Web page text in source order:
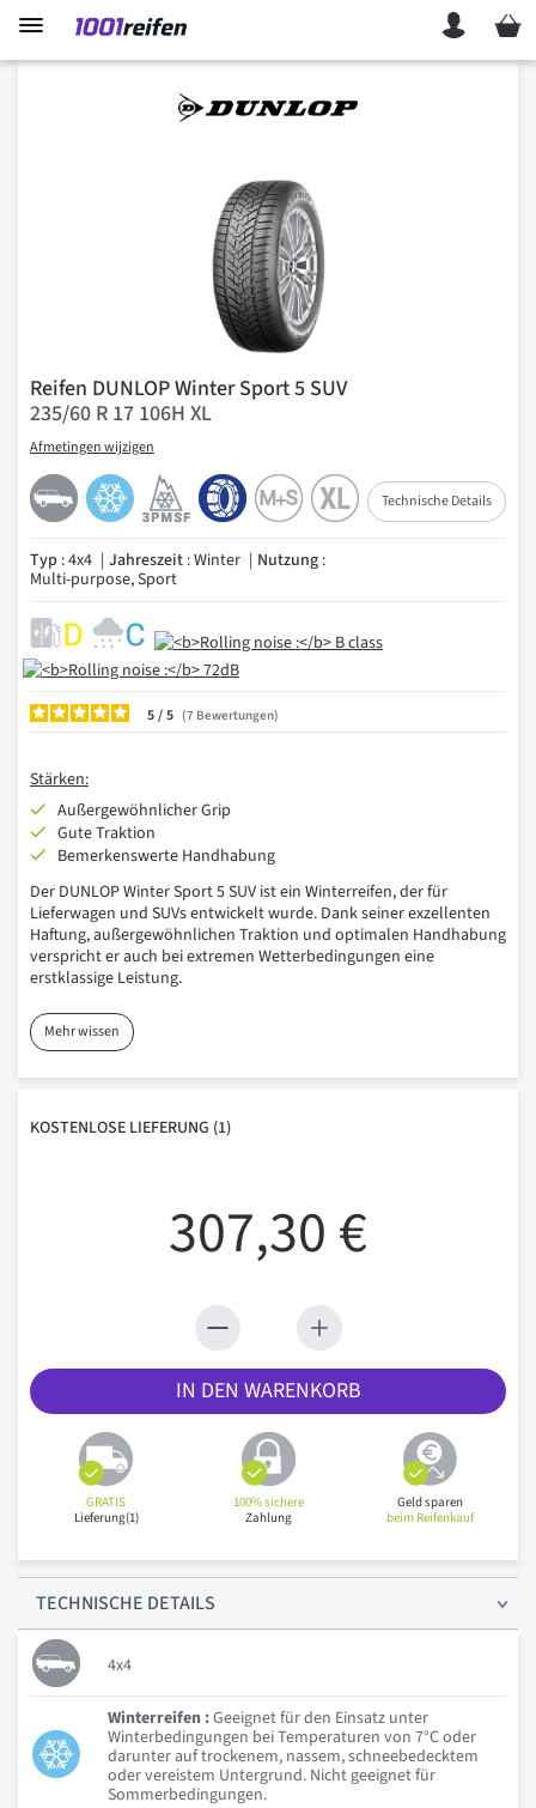
Mein
Reifen DUNLOP Winter Sport 5 SUV
235/60 R 17 106H XL
Afmetingen wijzigen
Technische Details
Typ : 4x4 Jahreszeit : Winter Nutzung :
Multi-purpose, Sport
5/ 7 Bewertungen
Stärken:
Außergewöhnlicher Grip
Gute Traktion
Bemerkenswerte Handhabung
Der DUNLOP Winter Sport 5 SUV ist ein Winterreifen, der für
Lieferwagen und SUVs entwickelt wurde. Dank seiner exzellenten
Haftung, außergewöhnlichen Traktion und optimalen Handhabung
verspricht er auch bei extremen Wetterbedingungen eine
erstklassige Leistung.
Mehr wissen
KOSTENLOSE LIEFERUNG (1)
307,30 €
IN DEN WARENKORB
GRATIS
Lieferung(1)
100% sichere
Zahlung
Geld sparen
beim Reifenkauf
TECHNISCHE DETAILS
4x4
Winterreifen :Geeignet für den Einsatz unter
Winterbedingungen bei Temperaturen von 7°C oder
darunter auf trockenem, nassem, schneebedecktem
oder vereistem Untergrund. Nicht geeignet für
Sommerbedingungen.